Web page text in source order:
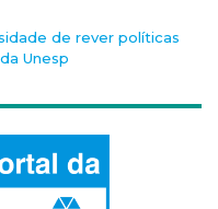
de rever políticas
Unesp